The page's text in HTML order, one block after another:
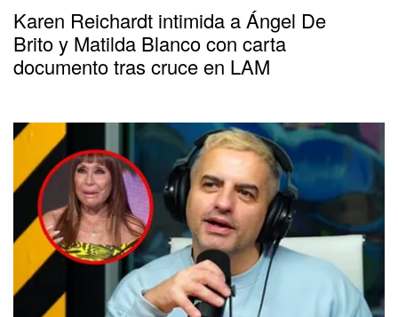
Karen Reichardt intimida a Ángel De
Brito y Matilda Blanco con carta
documento tras cruce en LAM